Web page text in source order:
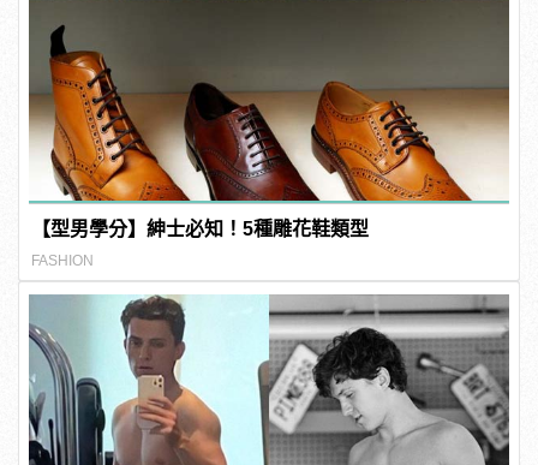
【型男學分】紳士必知！5種雕花鞋類型
FASHION